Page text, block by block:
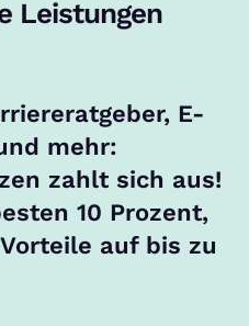
Leistungen
E-
mehr:
zahlt sich aus!
10 Prozent,
auf bis zu